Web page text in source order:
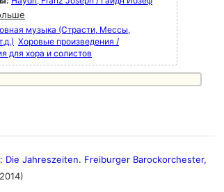
музыка (Страсти, Мессы,
Хоровые произведения /
для хора и солистов
Die Jahreszeiten. Freiburger Barockorchester,